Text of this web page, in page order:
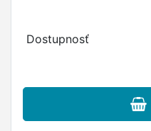
Dostupnosť